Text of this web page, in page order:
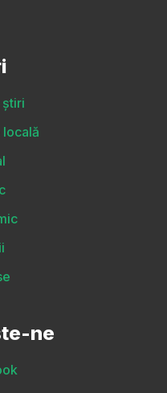
știri
locală
ne